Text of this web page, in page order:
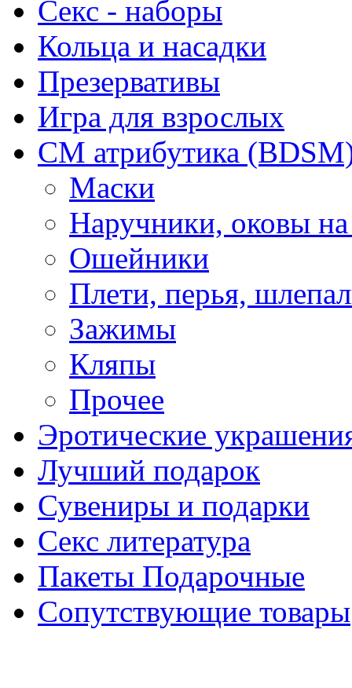
Секс - наборы
Кольца и насадки
Презервативы
Игра для взрослых
СМ атрибутика
Маски
Наручники, оковы
Ошейники
Плети, перья,
Зажимы
Кляпы
Прочее
Эротические
Лучший подарок
Сувениры и подарки
Секс литература
Пакеты Подарочные
Сопутствующие товары